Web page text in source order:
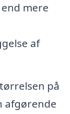
mere
af
på
afgørende